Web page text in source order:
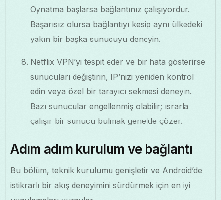
Oynatma başlarsa bağlantınız çalışıyordur.
Başarısız olursa bağlantıyı kesip aynı ülkedeki
yakın bir başka sunucuyu deneyin.
Netflix VPN’yi tespit eder ve bir hata gösterirse
sunucuları değiştirin, IP’nizi yeniden kontrol
edin veya özel bir tarayıcı sekmesi deneyin.
Bazı sunucular engellenmiş olabilir; ısrarla
çalışır bir sunucu bulmak genelde çözer.
Adım adım kurulum ve bağlantı
Bu bölüm, teknik kurulumu genişletir ve Android’de
istikrarlı bir akış deneyimini sürdürmek için en iyi